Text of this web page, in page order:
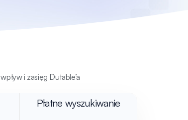
i zasięg Dutable’a
Płatne wyszukiwanie